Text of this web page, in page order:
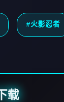
#火影忍者
载